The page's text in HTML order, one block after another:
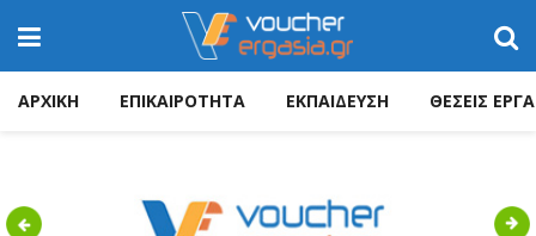
ΑΡΧΙΚΗ ΕΠΙΚΑΙΡΟΤΗΤΑ ΕΚΠΑΙΔΕΥΣΗ ΘΕΣΕΙΣ
Previous